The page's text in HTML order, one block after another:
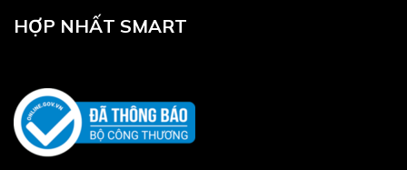
HỢP NHẤT SMART